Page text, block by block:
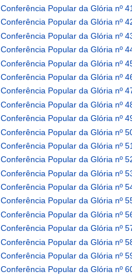
Conferência Popular da Glória nº
Conferência Popular da Glória nº
Conferência Popular da Glória nº
Conferência Popular da Glória nº
Conferência Popular da Glória nº
Conferência Popular da Glória nº
Conferência Popular da Glória nº
Conferência Popular da Glória nº
Conferência Popular da Glória nº
Conferência Popular da Glória nº
Conferência Popular da Glória nº
Conferência Popular da Glória nº
Conferência Popular da Glória nº
Conferência Popular da Glória nº
Conferência Popular da Glória nº
Conferência Popular da Glória nº
Conferência Popular da Glória nº
Conferência Popular da Glória nº
Conferência Popular da Glória nº
Conferência Popular da Glória nº